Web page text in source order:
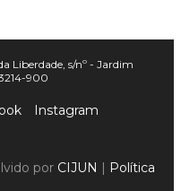
Liberdade, s/nº - Jardim
900
Instagram
por CIJUN
Política